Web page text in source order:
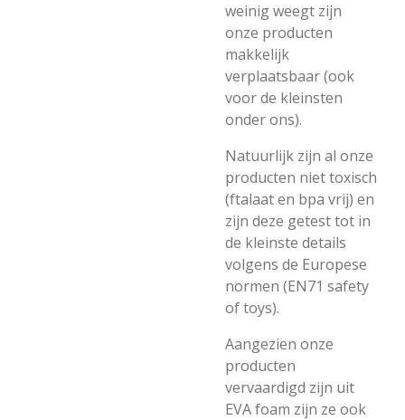
weinig weegt zijn
onze producten
makkelijk
verplaatsbaar (ook
voor de kleinsten
onder ons).
Natuurlijk zijn al onze
producten niet toxisch
(ftalaat en bpa vrij) en
zijn deze getest tot in
de kleinste details
volgens de Europese
normen (EN71 safety
of toys).
Aangezien onze
producten
vervaardigd zijn uit
EVA foam zijn ze ook